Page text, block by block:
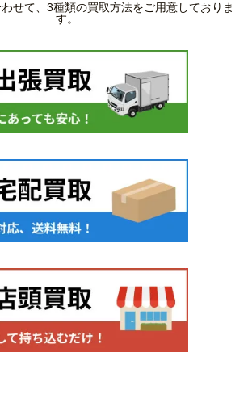
せて、3種類の買取方法をご用意しておりま
す。